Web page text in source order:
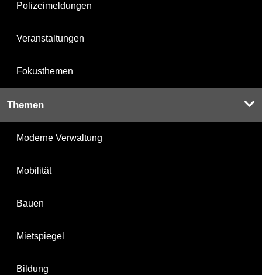
Polizeimeldungen
Veranstaltungen
Fokusthemen
Themen
Moderne Verwaltung
Mobilität
Bauen
Mietspiegel
Bildung